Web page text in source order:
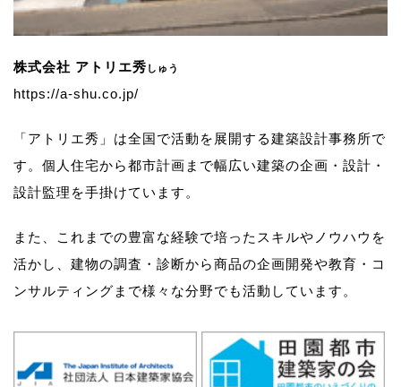
株式会社 アトリエ秀 しゅう
https://a-shu.co.jp/
「アトリエ秀」は全国で活動を展開する建築設計事務所で
す。 個人住宅から都市計画まで幅広い建築の企画・設計・
設計監理を手掛けています。
また、これまでの豊富な経験で培ったスキルやノウハウを
活かし、 建物の調査・診断から商品の企画開発や教育・コ
ンサルティングまで様々な分野でも活動しています。